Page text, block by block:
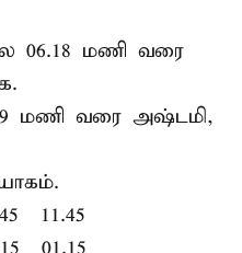
06.18 மணி வரை
மணி வரை அஷ்டமி,
– 11.45